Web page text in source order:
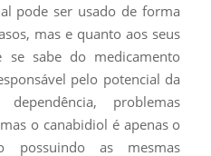
pode ser usado de forma
mas e quanto aos seus
se sabe do medicamento
pelo potencial da
problemas
o canabidiol é apenas o
possuindo as mesmas